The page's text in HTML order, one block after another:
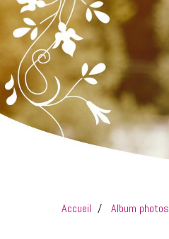
Accueil Album photos